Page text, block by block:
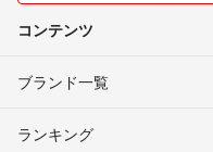
コンテンツ
ブランド一覧
ランキング